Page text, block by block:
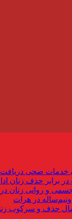
برابر حذف زنان
و روانی زنان
در هرات